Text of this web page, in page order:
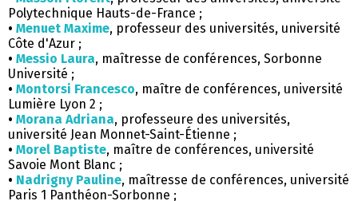
Polytechnique Hauts-de-France ;
• Menuet Maxime, professeur des universités, université
Côte d'Azur ;
• Messio Laura, maîtresse de conférences, Sorbonne
Université ;
• Montorsi Francesco, maître de conférences, université
Lumière Lyon 2 ;
• Morana Adriana, professeure des universités,
université Jean Monnet-Saint-Étienne ;
• Morel Baptiste, maître de conférences, université
Savoie Mont Blanc ;
• Nadrigny Pauline, maîtresse de conférences, université
Paris 1 Panthéon-Sorbonne ;